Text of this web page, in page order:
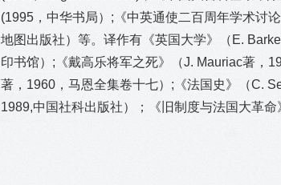
(1995，中华书局）;《中英通使二百周年学术讨
地图出版社）等。译作有《英国大学》（E.
印书馆）;《戴高乐将军之死》（J. Mauriac著，
著，1960，马恩全集卷十七）;《法国史》（C.
1989,中国社科出版社）；《旧制度与法国大革